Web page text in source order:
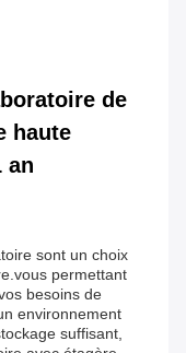
de
haute
an
sont un choix
permettant
besoins de
environnement
suffisant,